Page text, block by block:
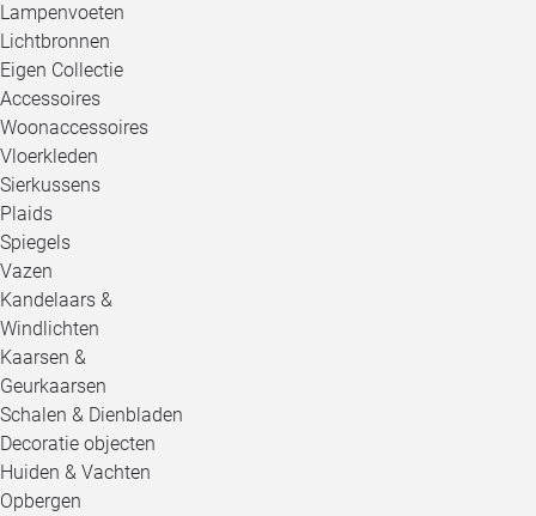
Lampenvoeten
Lichtbronnen
Eigen Collectie
Accessoires
Woonaccessoires
Vloerkleden
Sierkussens
Plaids
Spiegels
Vazen
Kandelaars &
Windlichten
Kaarsen &
Geurkaarsen
Schalen & Dienbladen
Decoratie objecten
Huiden & Vachten
Opbergen